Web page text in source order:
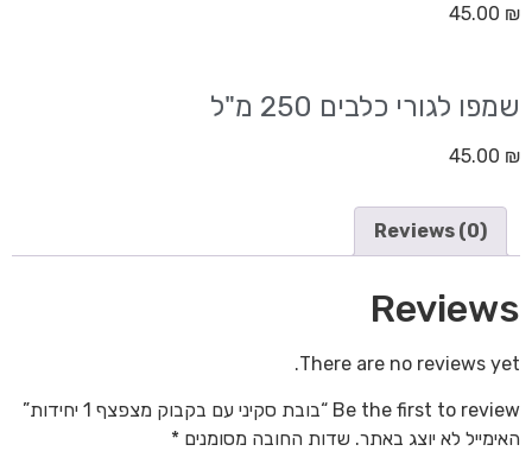
45.00 ₪
שמפו לגורי כלבים 250 מ"ל
45.00 ₪
Reviews (0)
Reviews
There are no reviews yet.
Be the first to review “בובת סקיני עם בקבוק מצפצף 1 יחידות”
האימייל לא יוצג באתר. שדות החובה מסומנים *